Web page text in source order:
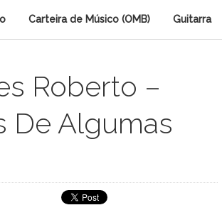
Carteira de Músico (OMB) Guitarra
Roberto –
De Algumas